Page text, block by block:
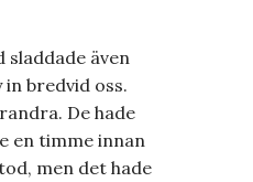
även
in bredvid oss.
De hade
en timme innan
men det hade